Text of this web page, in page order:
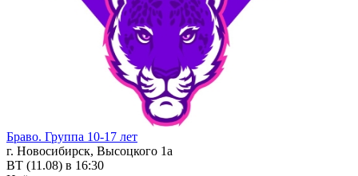
Браво. Группа 10-17 лет
г. Новосибирск, Высоцкого 1а
ВТ (11.08) в 16:30